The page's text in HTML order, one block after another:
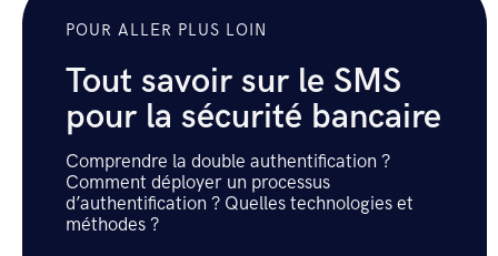
POUR ALLER PLUS LOIN
Tout savoir sur le SMS
pour la sécurité bancaire
Comprendre la double authentification ?
Comment déployer un processus
d’authentification ? Quelles technologies et
méthodes ?